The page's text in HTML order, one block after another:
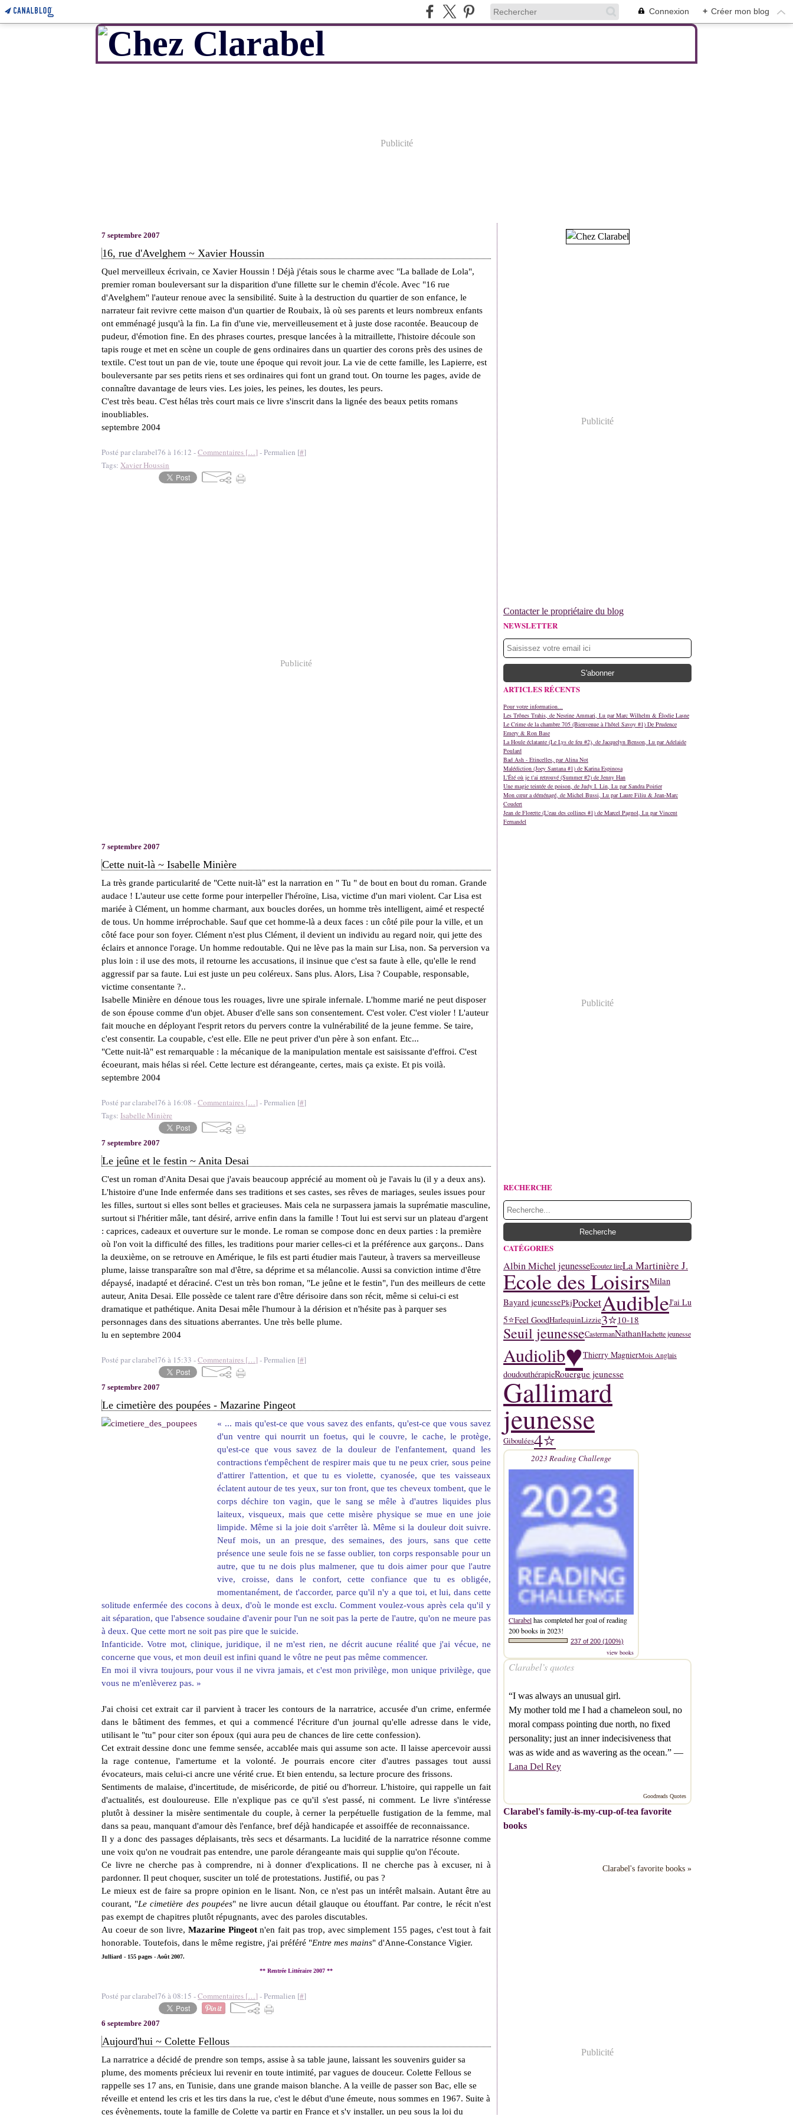
Connexion + Créer mon blog
Publicité
7 septembre 2007
16, rue d'Avelghem ~ Xavier Houssin
Quel merveilleux écrivain, ce Xavier Houssin ! Déjà j'étais sous le charme avec "La ballade de Lola",
premier roman bouleversant sur la disparition d'une fillette sur le chemin d'école. Avec "16 rue
d'Avelghem" l'auteur renoue avec la sensibilité. Suite à la destruction du quartier de son enfance, le
narrateur fait revivre cette maison d'un quartier de Roubaix, là où ses parents et leurs nombreux enfants
ont emménagé jusqu'à la fin. La fin d'une vie, merveilleusement et à juste dose racontée. Beaucoup de
pudeur, d'émotion fine. En des phrases courtes, presque lancées à la mitraillette, l'histoire découle son
tapis rouge et met en scène un couple de gens ordinaires dans un quartier des corons près des usines de
textile. C'est tout un pan de vie, toute une époque qui revoit jour. La vie de cette famille, les Lapierre, est
bouleversante par ses petits riens et ses ordinaires qui font un grand tout. On tourne les pages, avide de
connaître davantage de leurs vies. Les joies, les peines, les doutes, les peurs.
C'est très beau. C'est hélas très court mais ce livre s'inscrit dans la lignée des beaux petits romans
inoubliables.
septembre 2004
Posté par clarabel76 à 16:12 -Commentaires […] - Permalien [#]
Tags: Xavier Houssin
Publicité
7 septembre 2007
Cette nuit-là ~ Isabelle Minière
La très grande particularité de "Cette nuit-là" est la narration en " Tu " de bout en bout du roman. Grande
audace ! L'auteur use cette forme pour interpeller l'héroïne, Lisa, victime d'un mari violent. Car Lisa est
mariée à Clément, un homme charmant, aux boucles dorées, un homme très intelligent, aimé et respecté
de tous. Un homme irréprochable. Sauf que cet homme-là a deux faces : un côté pile pour la ville, et un
côté face pour son foyer. Clément n'est plus Clément, il devient un individu au regard noir, qui jette des
éclairs et annonce l'orage. Un homme redoutable. Qui ne lève pas la main sur Lisa, non. Sa perversion va
plus loin : il use des mots, il retourne les accusations, il insinue que c'est sa faute à elle, qu'elle le rend
aggressif par sa faute. Lui est juste un peu coléreux. Sans plus. Alors, Lisa ? Coupable, responsable,
victime consentante ?..
Isabelle Minière en dénoue tous les rouages, livre une spirale infernale. L'homme marié ne peut disposer
de son épouse comme d'un objet. Abuser d'elle sans son consentement. C'est voler. C'est violer ! L'auteur
fait mouche en déployant l'esprit retors du pervers contre la vulnérabilité de la jeune femme. Se taire,
c'est consentir. La coupable, c'est elle. Elle ne peut priver d'un père à son enfant. Etc...
"Cette nuit-là" est remarquable : la mécanique de la manipulation mentale est saisissante d'effroi. C'est
écoeurant, mais hélas si réel. Cette lecture est dérangeante, certes, mais ça existe. Et pis voilà.
septembre 2004
Posté par clarabel76 à 16:08 -Commentaires […] - Permalien [#]
Tags: Isabelle Minière
7 septembre 2007
Le jeûne et le festin ~ Anita Desai
C'est un roman d'Anita Desai que j'avais beaucoup apprécié au moment où je l'avais lu (il y a deux ans).
L'histoire d'une Inde enfermée dans ses traditions et ses castes, ses rêves de mariages, seules issues pour
les filles, surtout si elles sont belles et gracieuses. Mais cela ne surpassera jamais la suprématie masculine,
surtout si l'héritier mâle, tant désiré, arrive enfin dans la famille ! Tout lui est servi sur un plateau d'argent
: caprices, cadeaux et ouverture sur le monde. Le roman se compose donc en deux parties : la première
où l'on voit la difficulté des filles, les traditions pour marier celles-ci et la préférence aux garçons.. Dans
la deuxième, on se retrouve en Amérique, le fils est parti étudier mais l'auteur, à travers sa merveilleuse
plume, laisse transparaître son mal d'être, sa déprime et sa mélancolie. Aussi sa conviction intime d'être
dépaysé, inadapté et déraciné. C'est un très bon roman, "Le jeûne et le festin", l'un des meilleurs de cette
auteur, Anita Desai. Elle possède ce talent rare d'être dérisoire dans son récit, même si celui-ci est
dramatique et pathétique. Anita Desai mêle l'humour à la dérision et n'hésite pas à parquer ses
personnages dans des situations aberrantes. Une très belle plume.
lu en septembre 2004
Posté par clarabel76 à 15:33 -Commentaires […] - Permalien [#]
7 septembre 2007
Le cimetière des poupées - Mazarine Pingeot
« ... mais qu'est-ce que vous savez des enfants, qu'est-ce que vous savez
d'un ventre qui nourrit un foetus, qui le couvre, le cache, le protège,
qu'est-ce que vous savez de la douleur de l'enfantement, quand les
contractions t'empêchent de respirer mais que tu ne peux crier, sous peine
d'attirer l'attention, et que tu es violette, cyanosée, que tes vaisseaux
éclatent autour de tes yeux, sur ton front, que tes cheveux tombent, que le
corps déchire ton vagin, que le sang se mêle à d'autres liquides plus
laiteux, visqueux, mais que cette misère physique se mue en une joie
limpide. Même si la joie doit s'arrêter là. Même si la douleur doit suivre.
Neuf mois, un an presque, des semaines, des jours, sans que cette
présence une seule fois ne se fasse oublier, ton corps responsable pour un
autre, que tu ne dois plus malmener, que tu dois aimer pour que l'autre
vive, croisse, dans le confort, cette confiance que tu es obligée,
momentanément, de t'accorder, parce qu'il n'y a que toi, et lui, dans cette
solitude enfermée des cocons à deux, d'où le monde est exclu. Comment voulez-vous après cela qu'il y
ait séparation, que l'absence soudaine d'avenir pour l'un ne soit pas la perte de l'autre, qu'on ne meure pas
à deux. Que cette mort ne soit pas pire que le suicide.
Infanticide. Votre mot, clinique, juridique, il ne m'est rien, ne décrit aucune réalité que j'ai vécue, ne
concerne que vous, et mon deuil est infini quand le vôtre ne peut pas même commencer.
En moi il vivra toujours, pour vous il ne vivra jamais, et c'est mon privilège, mon unique privilège, que
vous ne m'enlèverez pas. »
J'ai choisi cet extrait car il parvient à tracer les contours de la narratrice, accusée d'un crime, enfermée
dans le bâtiment des femmes, et qui a commencé l'écriture d'un journal qu'elle adresse dans le vide,
utilisant le "tu" pour citer son époux (qui aura peu de chances de lire cette confession).
Cet extrait dessine donc une femme sensée, accablée mais qui assume son acte. Il laisse apercevoir aussi
la rage contenue, l'amertume et la volonté. Je pourrais encore citer d'autres passages tout aussi
évocateurs, mais celui-ci ancre une vérité crue. Et bien entendu, sa lecture procure des frissons.
Sentiments de malaise, d'incertitude, de miséricorde, de pitié ou d'horreur. L'histoire, qui rappelle un fait
d'actualités, est douloureuse. Elle n'explique pas ce qu'il s'est passé, ni comment. Le livre s'intéresse
plutôt à dessiner la misère sentimentale du couple, à cerner la perpétuelle fustigation de la femme, mal
dans sa peau, manquant d'amour dès l'enfance, bref déjà handicapée et assoiffée de reconnaissance.
Il y a donc des passages déplaisants, très secs et désarmants. La lucidité de la narratrice résonne comme
une voix qu'on ne voudrait pas entendre, une parole dérangeante mais qui supplie qu'on l'écoute.
Ce livre ne cherche pas à comprendre, ni à donner d'explications. Il ne cherche pas à excuser, ni à
pardonner. Il peut choquer, susciter un tolé de protestations. Justifié, ou pas ?
Le mieux est de faire sa propre opinion en le lisant. Non, ce n'est pas un intérêt malsain. Autant être au
courant, "Le cimetière des poupées" ne livre aucun détail glauque ou étouffant. Par contre, le récit n'est
pas exempt de chapitres plutôt répugnants, avec des paroles discutables.
Au coeur de son livre, Mazarine Pingeotn'en fait pas trop, avec simplement 155 pages, c'est tout à fait
honorable. Toutefois, dans le même registre, j'ai préféré "Entre mes mains" d'Anne-Constance Vigier.
Julliard - 155 pages - Août 2007.
** Rentrée Littéraire 2007 **
Posté par clarabel76 à 08:15 -Commentaires […] - Permalien [#]
6 septembre 2007
Aujourd'hui ~ Colette Fellous
La narratrice a décidé de prendre son temps, assise à sa table jaune, laissant les souvenirs guider sa
plume, des moments précieux lui revenir en toute intimité, par vagues de douceur. Colette Fellous se
rappelle ses 17 ans, en Tunisie, dans une grande maison blanche. A la veille de passer son Bac, elle se
réveille et entend les cris et les tirs dans la rue, c'est le début d'une émeute, nous sommes en 1967. Suite à
ces évènements, toute la famille de Colette va partir en France et s'y installer, un peu sous la loi du
Publicité
Contacter le propriétaire du blog
NEWSLETTER
ARTICLES RÉCENTS
Pour votre information...
Les Trônes Trahis, de Nesrine Ammari, Lu par Marc Wilhelm & Élodie Lasne
Le Crime de la chambre 705 (Bienvenue à l'hôtel Savoy #1) De Prudence
Emery & Ron Base
La Houle éclatante (Le Lys de feu #2), de Jacquelyn Benson, Lu par Adelaide
Poulard
Bad Ash - Etincelles, par Alina Not
Malédiction (Joey Santana #1) de Karina Espinosa
L'Été où je t'ai retrouvé (Summer #2) de Jenny Han
Une magie teintée de poison, de Judy I. Lin, Lu par Sandra Poirier
Mon cœur a déménagé, de Michel Bussi, Lu par Laure Filiu & Jean-Marc
Coudert
Jean de Florette (L'eau des collines #1) de Marcel Pagnol, Lu par Vincent
Fernandel
Publicité
RECHERCHE
CATÉGORIES
Albin Michel jeunesseEcoutez lireLa Martinière J.
Ecole des LoisirsMilan
Bayard jeunessePkjPocketAudibleJ'ai Lu
5⭐Feel GoodHarlequinLizzie3⭐10-18
Seuil jeunesseCastermanNathanHachette jeunesse
Audiolib♥Thierry MagnierMois Anglais
doudouthérapieRouergue jeunesse
Gallimard
jeunesse
Giboulées4⭐
2023 Reading Challenge
Clarabelhas completed her goal of reading
200 books in 2023!
237 of 200 (100%)
view books
Clarabel’s quotes
“I was always an unusual girl.
My mother told me I had a chameleon soul, no
moral compass pointing due north, no fixed
personality; just an inner indecisiveness that
was as wide and as wavering as the ocean.” —
Lana Del Rey
Goodreads Quotes
Clarabel's family-is-my-cup-of-tea favorite
books
Clarabel's favorite books »
Publicité